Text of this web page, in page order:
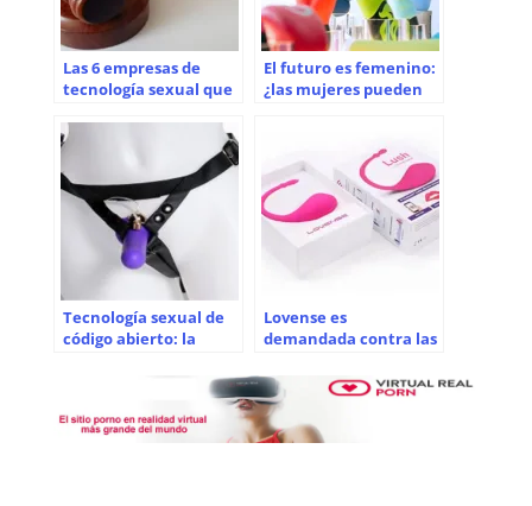
Las 6 empresas de
tecnología sexual que
por infracción de
patentes
El futuro es femenino:
¿las mujeres pueden
Tecnología sexual de
código abierto: la
Lovense es
demandada contra las
otras dos empresas
acusadas de infracción
de patentes